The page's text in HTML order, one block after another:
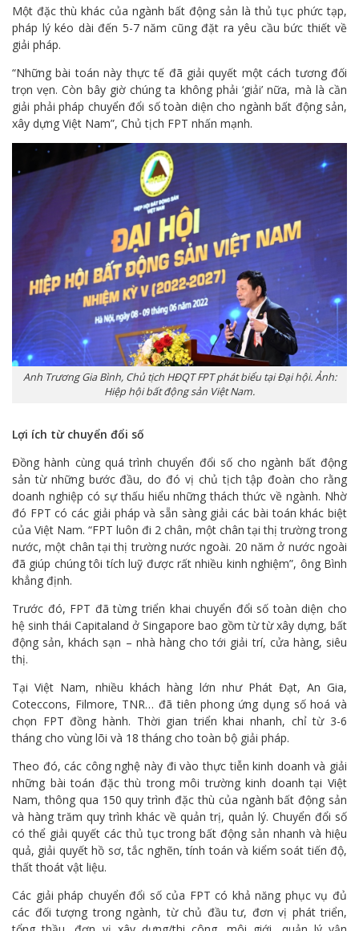
Một đặc thù khác của ngành bất động sản là thủ tục phức tạp,
pháp lý kéo dài đến 5-7 năm cũng đặt ra yêu cầu bức thiết về
giải pháp.
“Những bài toán này thực tế đã giải quyết một cách tương đối
trọn vẹn. Còn bây giờ chúng ta không phải ‘giải’ nữa, mà là cần
giải phải pháp chuyển đổi số toàn diện cho ngành bất động sản,
xây dựng Việt Nam”, Chủ tịch FPT nhấn mạnh.
Anh Trương Gia Bình, Chủ tịch HĐQT FPT phát biểu tại Đại hội. Ảnh:
Hiệp hội bất động sản Việt Nam.
Lợi ích từ chuyển đổi số
Đồng hành cùng quá trình chuyển đổi số cho ngành bất động
sản từ những bước đầu, do đó vị chủ tịch tập đoàn cho rằng
doanh nghiệp có sự thấu hiểu những thách thức về ngành. Nhờ
đó FPT có các giải pháp và sẵn sàng giải các bài toán khác biệt
của Việt Nam. “FPT luôn đi 2 chân, một chân tại thị trường trong
nước, một chân tại thị trường nước ngoài. 20 năm ở nước ngoài
đã giúp chúng tôi tích luỹ được rất nhiều kinh nghiệm”, ông Bình
khẳng định.
Trước đó, FPT đã từng triển khai chuyển đổi số toàn diện cho
hệ sinh thái Capitaland ở Singapore bao gồm từ từ xây dựng, bất
động sản, khách sạn – nhà hàng cho tới giải trí, cửa hàng, siêu
thị.
Tại Việt Nam, nhiều khách hàng lớn như Phát Đạt, An Gia,
Coteccons, Filmore, TNR… đã tiên phong ứng dụng số hoá và
chọn FPT đồng hành. Thời gian triển khai nhanh, chỉ từ 3-6
tháng cho vùng lõi và 18 tháng cho toàn bộ giải pháp.
Theo đó, các công nghệ này đi vào thực tiễn kinh doanh và giải
những bài toán đặc thù trong môi trường kinh doanh tại Việt
Nam, thông qua 150 quy trình đặc thù của ngành bất động sản
và hàng trăm quy trình khác về quản trị, quản lý. Chuyển đổi số
có thể giải quyết các thủ tục trong bất động sản nhanh và hiệu
quả, giải quyết hồ sơ, tắc nghẽn, tính toán và kiểm soát tiến độ,
thất thoát vật liệu.
Các giải pháp chuyển đổi số của FPT có khả năng phục vụ đủ
các đối tượng trong ngành, từ chủ đầu tư, đơn vị phát triển,